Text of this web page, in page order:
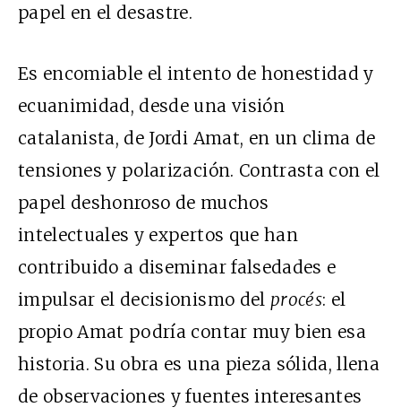
papel en el desastre.
Es encomiable el intento de honestidad y
ecuanimidad, desde una visión
catalanista, de Jordi Amat, en un clima de
tensiones y polarización. Contrasta con el
papel deshonroso de muchos
intelectuales y expertos que han
contribuido a diseminar falsedades e
impulsar el decisionismo del procés: el
propio Amat podría contar muy bien esa
historia. Su obra es una pieza sólida, llena
de observaciones y fuentes interesantes